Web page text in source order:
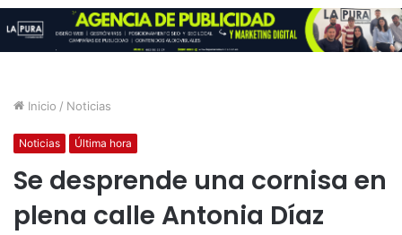
Inicio / Noticias
Noticias Última hora
Se desprende una cornisa en
plena calle Antonia Díaz